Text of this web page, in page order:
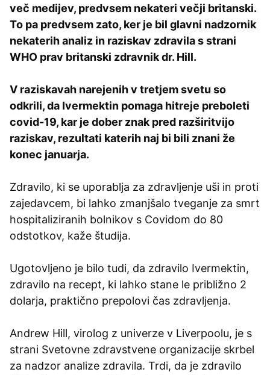
več medijev, predvsem nekateri večji britanski.
To pa predvsem zato, ker je bil glavni nadzornik
nekaterih analiz in raziskav zdravila s strani
WHO prav britanski zdravnik dr. Hill.
V raziskavah narejenih v tretjem svetu so
odkrili, da Ivermektin pomaga hitreje preboleti
covid-19, kar je dober znak pred razširitvijo
raziskav, rezultati katerih naj bi bili znani že
konec januarja.
Zdravilo, ki se uporablja za zdravljenje uši in proti
zajedavcem, bi lahko zmanjšalo tveganje za smrt
hospitaliziranih bolnikov s Covidom do 80
odstotkov, kaže študija.
Ugotovljeno je bilo tudi, da zdravilo Ivermektin,
zdravilo na recept, ki lahko stane le približno 2
dolarja, praktično prepolovi čas zdravljenja.
Andrew Hill, virolog z univerze v Liverpoolu, je s
strani Svetovne zdravstvene organizacije skrbel
za nadzor analize zdravila. Trdi, da je zdravilo